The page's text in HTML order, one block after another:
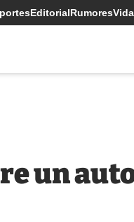
EditorialRumores
un